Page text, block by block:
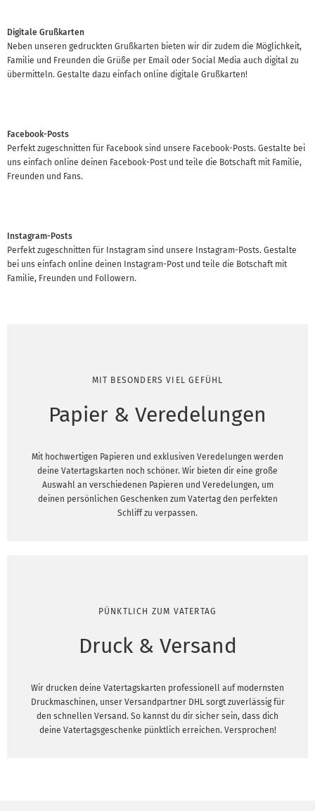
Digitale Grußkarten
Neben unseren gedruckten Grußkarten bieten wir dir zudem die Möglichkeit,
Familie und Freunden die Grüße per Email oder Social Media auch digital zu
übermitteln. Gestalte dazu einfach online digitale Grußkarten!
Facebook-Posts
Perfekt zugeschnitten für Facebook sind unsere Facebook-Posts. Gestalte bei
uns einfach online deinen Facebook-Post und teile die Botschaft mit Familie,
Freunden und Fans.
Instagram-Posts
Perfekt zugeschnitten für Instagram sind unsere Instagram-Posts. Gestalte
bei uns einfach online deinen Instagram-Post und teile die Botschaft mit
Familie, Freunden und Followern.
MIT BESONDERS VIEL GEFÜHL
Papier & Veredelungen
Mit hochwertigen Papieren und exklusiven Veredelungen werden
deine Vatertagskarten noch schöner. Wir bieten dir eine große
Auswahl an verschiedenen Papieren und Veredelungen, um
deinen persönlichen Geschenken zum Vatertag den perfekten
Schliff zu verpassen.
PÜNKTLICH ZUM VATERTAG
Druck & Versand
Wir drucken deine Vatertagskarten professionell auf modernsten
Druckmaschinen, unser Versandpartner DHL sorgt zuverlässig für
den schnellen Versand. So kannst du dir sicher sein, dass dich
deine Vatertagsgeschenke pünktlich erreichen. Versprochen!